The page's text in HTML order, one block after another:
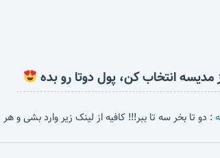
مدیسه انتخاب کن، پول دوتا رو بده
: دو تا بخر سه تا ببر!!! کافیه از لینک زیر وارد بشی و